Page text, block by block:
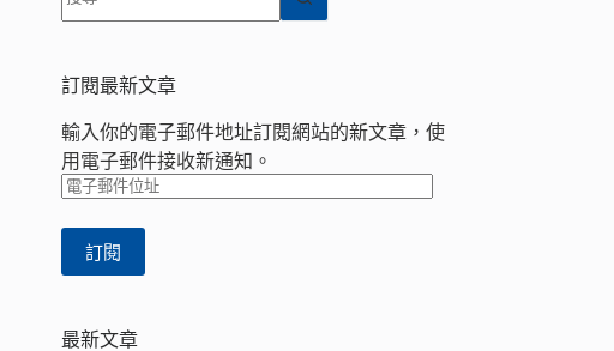
不
符
條
件
的
訂閱最新文章
輸入你的電子郵件地址訂閱網站的新文章，使
用電子郵件接收新通知。
電
郵
訂閱
最新文章